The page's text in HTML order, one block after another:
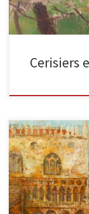
Cerisiers
Venise, Le pont des
bas à gauche.